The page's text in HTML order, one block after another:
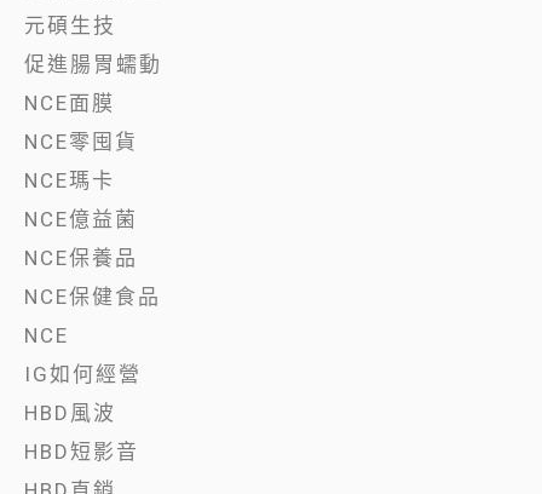
元碩生技
促進腸胃蠕動
NCE面膜
NCE零囤貨
NCE瑪卡
NCE億益菌
NCE保養品
NCE保健食品
NCE
IG如何經營
HBD風波
HBD短影音